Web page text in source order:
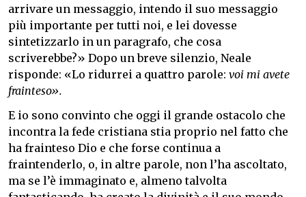
arrivare un messaggio, intendo il suo messaggio
più importante per tutti noi, e lei dovesse
sintetizzarlo in un paragrafo, che cosa
scriverebbe?» Dopo un breve silenzio, Neale
risponde: «Lo ridurrei a quattro parole: voi mi avete
frainteso».
E io sono convinto che oggi il grande ostacolo che
incontra la fede cristiana stia proprio nel fatto che
ha frainteso Dio e che forse continua a
fraintenderlo, o, in altre parole, non l’ha ascoltato,
ma se l’è immaginato e, almeno talvolta